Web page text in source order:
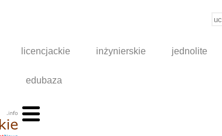
licencjackie inżynierskie jednolite
edubaza